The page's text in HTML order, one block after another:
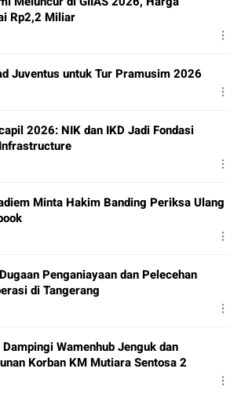
Rp2,2 Miliar
Juventus untuk Tur Pramusim 2026
2026: NIK dan IKD Jadi Fondasi
Minta Hakim Banding Periksa Ulang
Penganiayaan dan Pelecehan
di Tangerang
Wamenhub Jenguk dan
Korban KM Mutiara Sentosa 2